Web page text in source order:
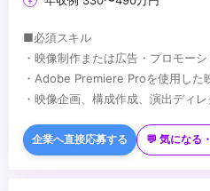
■必須スキル
・映像制作または広告・プロモー
・Adobe Premiere Proを使用した
・映像企画、構成作成、演出ディ
・英語スキル（読み書き・会話い
・SNS・ショート動画コンテンツ
企業へ直接応募する 💬 気になる